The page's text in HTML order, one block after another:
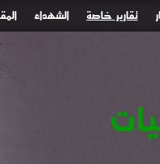
تقارير خاصة الشهداء